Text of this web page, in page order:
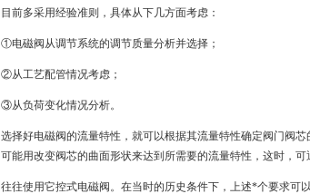
目前多采用经验准则，具体从下几方面考虑：
①电磁阀从调节系统的调节质量分析并选择；
②从工艺配管情况考虑；
③从负荷变化情况分析。
选择好电磁阀的流量特性，就可以根据其流量特性确定阀门阀
可能用改变阀芯的曲面形状来达到所需要的流量特性，这时，
往往使用它控式电磁阀。在当时的历史条件下，上述*个要求可